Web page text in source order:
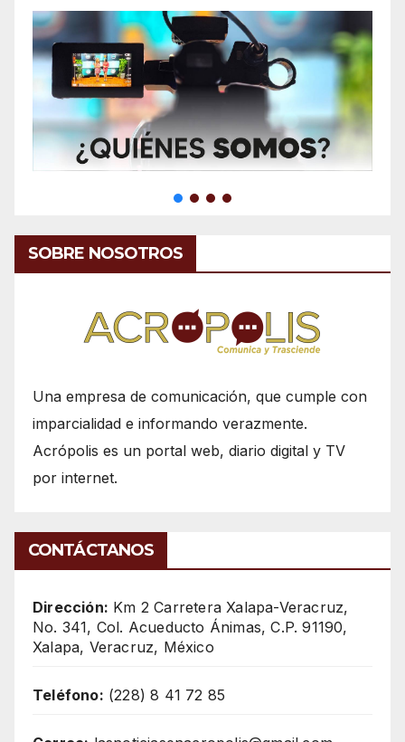
SOBRE NOSOTROS
Una empresa de comunicación, que cumple con
imparcialidad e informando verazmente.
Acrópolis es un portal web, diario digital y TV
por internet.
CONTÁCTANOS
Dirección: Km 2 Carretera Xalapa-Veracruz,
No. 341, Col. Acueducto Ánimas, C.P. 91190,
Xalapa, Veracruz, México
Teléfono: (228) 8 41 72 85